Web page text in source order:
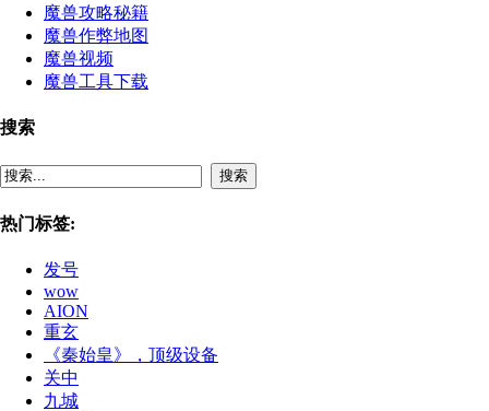
魔兽攻略秘籍
魔兽作弊地图
魔兽视频
魔兽工具下载
搜索
搜索
热门标签:
发号
wow
AION
重玄
《秦始皇》，顶级设备
关中
九城